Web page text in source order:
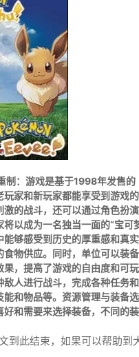
制 ：游戏是基于1998年发售
家和新玩家都能享受到游戏的
激的战斗，还可以通过角色扮
将以成为一名独当一面的“宝可
够感受到历史的厚重感和真实
食物供应。同时，单位可以装
，提高了游戏的自由度和可玩
人进行战斗，完成各种任务和
和物品等。 资源管理与装备
好和需要来选择装备，不同的
到此结束，如果可以帮助到